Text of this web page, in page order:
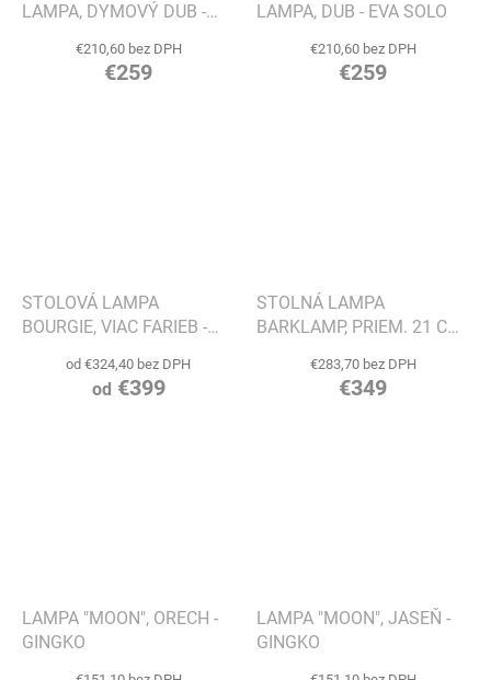
LAMPA, DYMOVÝ DUB -
€210,60 bez DPH
€259
LAMPA, DUB - EVA SOLO
€210,60 bez DPH
€259
STOLOVÁ LAMPA
BOURGIE, VIAC FARIEB -
od €324,40 bez DPH
od €399
STOLNÁ LAMPA
BARKLAMP, PRIEM. 21 CM
€283,70 bez DPH
€349
LAMPA "MOON", ORECH -
GINGKO
LAMPA "MOON", JASEŇ -
GINGKO